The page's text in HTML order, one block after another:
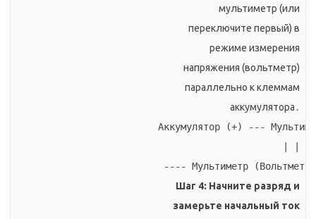
мультиметр (или
переключите первый) в
режиме измерения
напряжения (вольтметр)
параллельно к клеммам
аккумулятора․
Аккумулятор (+) ---
Шаг 4: Начните разряд и
замерьте начальный ток